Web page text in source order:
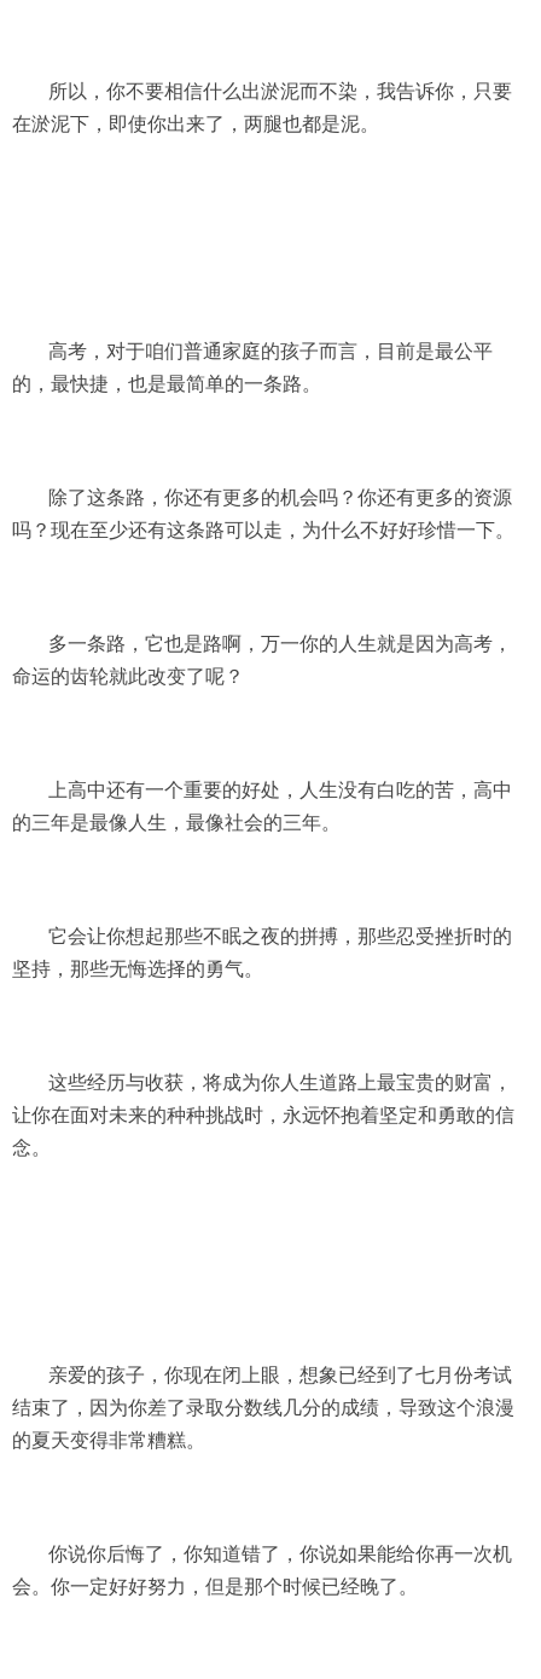
所以，你不要相信什么出淤泥而不染，我告诉你，只要
在淤泥下，即使你出来了，两腿也都是泥。
高考，对于咱们普通家庭的孩子而言，目前是最公平
的，最快捷，也是最简单的一条路。
除了这条路，你还有更多的机会吗？你还有更多的资源
吗？现在至少还有这条路可以走，为什么不好好珍惜一下。
多一条路，它也是路啊，万一你的人生就是因为高考，
命运的齿轮就此改变了呢？
上高中还有一个重要的好处，人生没有白吃的苦，高中
的三年是最像人生，最像社会的三年。
它会让你想起那些不眠之夜的拼搏，那些忍受挫折时的
坚持，那些无悔选择的勇气。
这些经历与收获，将成为你人生道路上最宝贵的财富，
让你在面对未来的种种挑战时，永远怀抱着坚定和勇敢的信
念。
亲爱的孩子，你现在闭上眼，想象已经到了七月份考试
结束了，因为你差了录取分数线几分的成绩，导致这个浪漫
的夏天变得非常糟糕。
你说你后悔了，你知道错了，你说如果能给你再一次机
会。你一定好好努力，但是那个时候已经晚了。